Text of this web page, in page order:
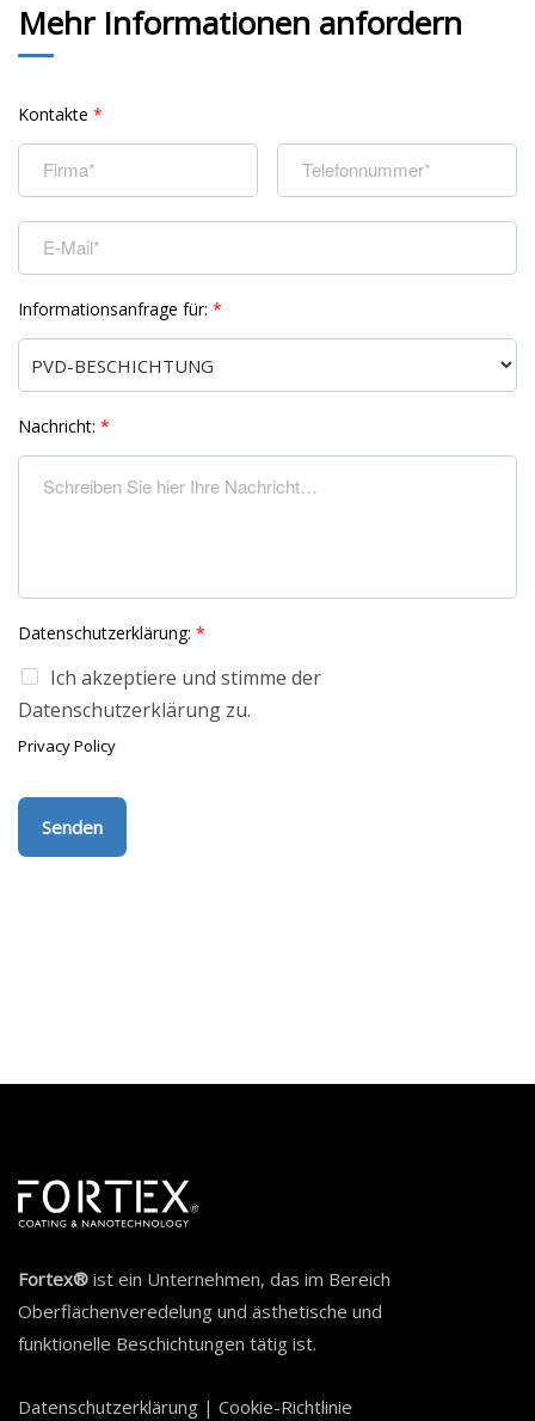
Mehr Informationen anfordern
Kontakte *
Informationsanfrage für: *
Nachricht: *
Datenschutzerklärung: *
Ich akzeptiere und stimme der
Datenschutzerklärung zu.
Privacy Policy
Senden
Fortex® ist ein Unternehmen, das im Bereich
Oberflächenveredelung und ästhetische und
funktionelle Beschichtungen tätig ist.
Datenschutzerklärung | Cookie-Richtlinie